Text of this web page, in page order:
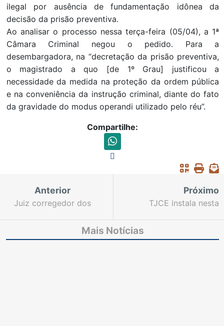
ilegal por ausência de fundamentação idônea da
decisão da prisão preventiva.
Ao analisar o processo nessa terça-feira (05/04), a 1ª
Câmara Criminal negou o pedido. Para a
desembargadora, na “decretação da prisão preventiva,
o magistrado a quo [de 1º Grau] justificou a
necessidade da medida na proteção da ordem pública
e na conveniência da instrução criminal, diante do fato
da gravidade do modus operandi utilizado pelo réu”.
Compartilhe:
Anterior
Juiz corregedor dos
entrada de novos
presos na CPPL-IV
Próximo
TJCE instala nesta
Permanente de Diálogo
Interinstitucional
Mais Notícias